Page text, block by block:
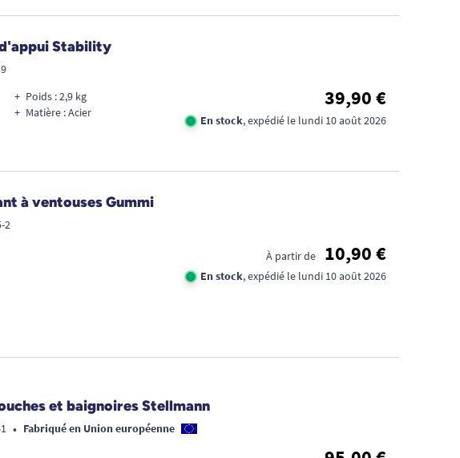
Stability
Poids : 2,9 kg
Matière : Acier
39,90 €
En stock, expédié le lundi 10 août 2026
à ventouses Gummi
2
À partir de 10,90 €
En stock, expédié le lundi 10 août 2026
et baignoires Stellmann
• Fabriqué en Union européenne